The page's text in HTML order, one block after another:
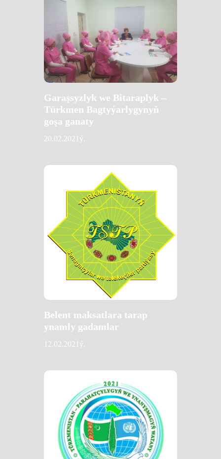
Garaşsyzlyk we Bitaraplyk –
Türkmen Bagtyýarlygynyň
goşa ganaty
20.02.2021ý.
Belent maksatlara tarap
ynamly gadamlar
12.02.2021ý.